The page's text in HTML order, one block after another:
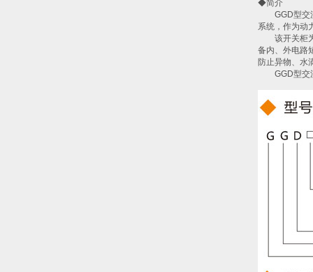
◆简介
GGD型交流
系统，作为动
该开关柜为
备内、外电路
防止异物、水
GGD型交流